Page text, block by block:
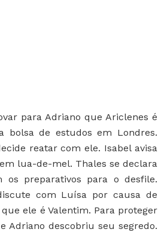
para Adriano que Ariclenes é
bolsa de estudos em Londres.
reatar com ele. Isabel avisa
lua-de-mel. Thales se declara
preparativos para o desfile.
com Luísa por causa de
ele é Valentim. Para proteger
Adriano descobriu seu segredo.